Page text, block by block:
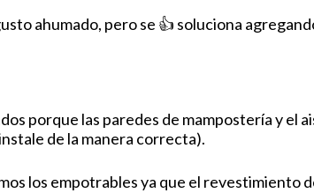
ahumado, pero se 👍 soluciona
porque las paredes de mampostería y el
de la manera correcta).
los empotrables ya que el revestimiento